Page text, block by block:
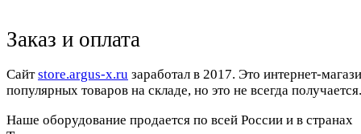
Заказ и оплата
Cайтstore.argus-x.ru заработал в 2017. Это интернет-
популярных товаров на складе, но это не всегда
Наше оборудование продается по всей России и в странах